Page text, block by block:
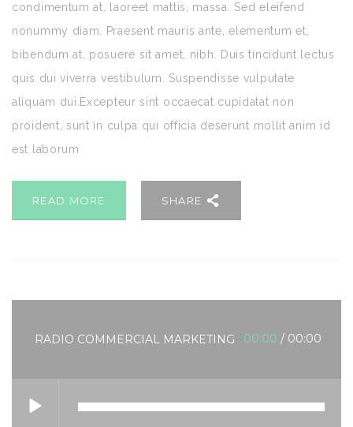
condimentum at, laoreet mattis, massa. Sed eleifend
nonummy diam. Praesent mauris ante, elementum et,
bibendum at, posuere sit amet, nibh. Duis tincidunt lectus
quis dui viverra vestibulum. Suspendisse vulputate
aliquam dui.Excepteur sint occaecat cupidatat non
proident, sunt in culpa qui officia deserunt mollit anim id
est laborum
READ MORE SHARE
RADIO COMMERCIAL MARKETING 00:00 / 00:00